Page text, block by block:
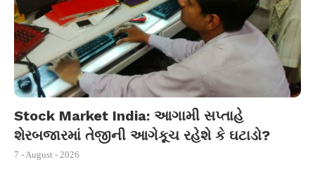
Stock Market India: આગામી સપ્તાહે
શેરબજારમાં તેજીની આગેકૂચ રહેશે કે ઘટાડો?
7 - August - 2026